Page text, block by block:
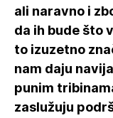
ali naravno i
da ih bude što
to izuzetno
nam daju
punim
zaslužuju